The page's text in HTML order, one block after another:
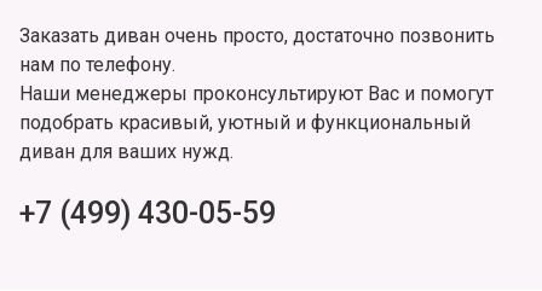
Заказать диван очень просто, достаточно позвонить
нам по телефону.
Наши менеджеры проконсультируют Вас и помогут
подобрать красивый, уютный и функциональный
диван для ваших нужд.
+7 (499) 430-05-59